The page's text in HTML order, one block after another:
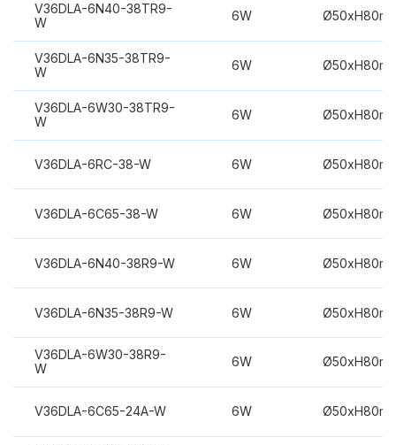
V36DLA-6N40-38TR9-
W
6W
V36DLA-6N35-38TR9-
W
6W
V36DLA-6W30-38TR9-
W
6W
V36DLA-6RC-38-W 6W
V36DLA-6C65-38-W 6W
V36DLA-6N40-38R9-W 6W
V36DLA-6N35-38R9-W 6W
V36DLA-6W30-38R9-
W
6W
V36DLA-6C65-24A-W 6W